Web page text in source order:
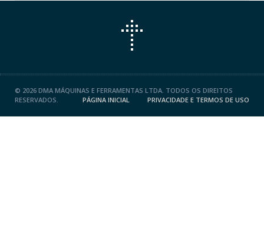
© 2026 DMA MÁQUINAS E FERRAMENTAS LTDA. TODOS OS DIREITOS
RESERVADOS.
PÁGINA INICIAL PRIVACIDADE E TERMOS DE USO